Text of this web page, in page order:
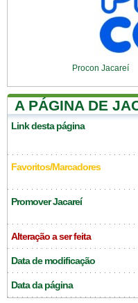
Procon Jacareí
A PÁGINA DE
Link desta página
Favoritos/Marcadores
Promover Jacareí
Alteração a ser feita
Data de modificação
Data da página